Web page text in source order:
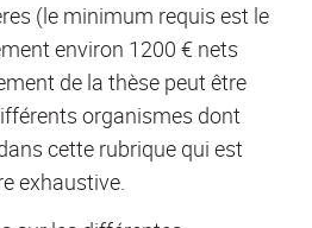
(le minimum requis est le
environ 1200 € nets
de la thèse peut être
organismes dont
cette rubrique qui est
exhaustive.